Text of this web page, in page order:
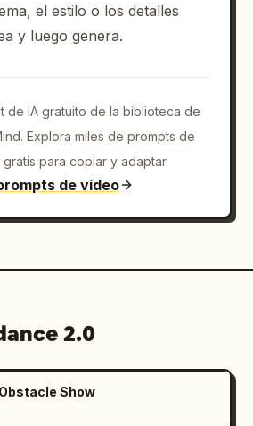
el estilo o los detalles
y luego genera.
de IA gratuito de la biblioteca de
Explora miles de prompts de
para copiar y adaptar.
de vídeo
2.0
Show